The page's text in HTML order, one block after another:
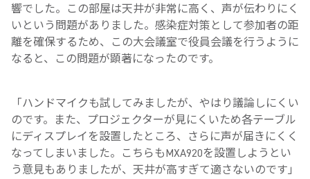
響でした。この部屋は天井が非常に高く、声が伝わりにく
いという問題がありました。感染症対策として参加者の距
離を確保するため、この大会議室で役員会議を行うように
なると、この問題が顕著になったのです。
「ハンドマイクも試してみましたが、やはり議論しにくい
のです。また、プロジェクターが見にくいため各テーブル
にディスプレイを設置したところ、さらに声が届きにくく
なってしまいました。こちらもMXA920を設置しようとい
う意見もありましたが、天井が高すぎて適さないのです」